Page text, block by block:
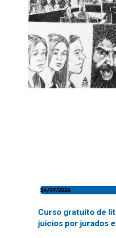
24/07/2026
Curso gratuito de
juicios por jurados